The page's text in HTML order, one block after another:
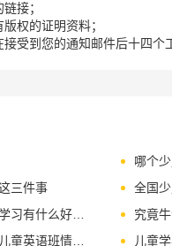
接；
权的证明资料；
受到您的通知邮件后十四个
哪个
三件事
上海培训机构排名网：幼儿英语学习有什么好方法？
究竟
儿童英语排名网站：不同类型的儿童英语班情况介绍
儿童